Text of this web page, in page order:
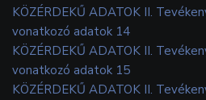
KÖZÉRDEKŰ ADATOK II.
vonatkozó adatok 14
KÖZÉRDEKŰ ADATOK II.
vonatkozó adatok 15
KÖZÉRDEKŰ ADATOK II.